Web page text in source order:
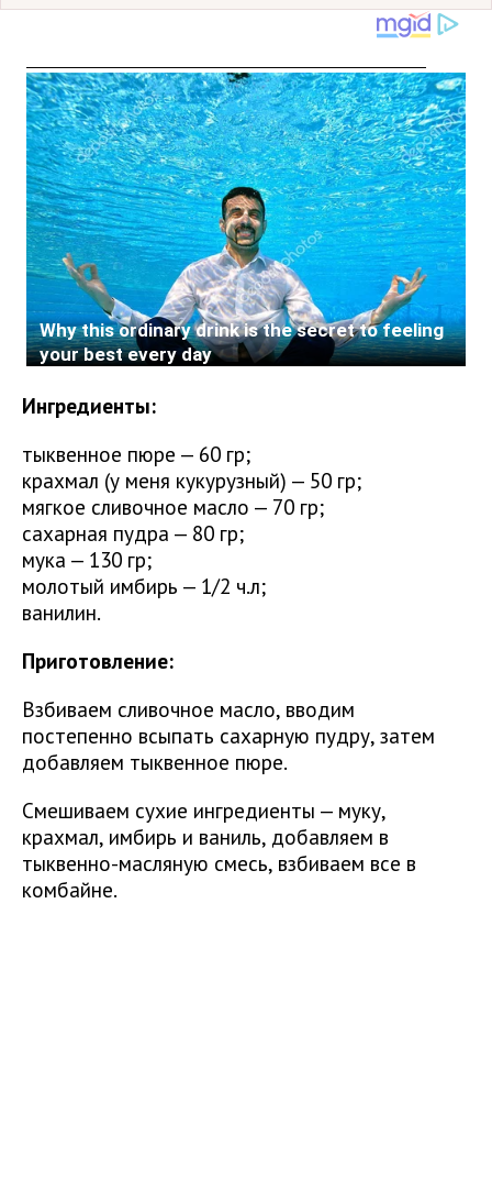
Ингредиенты:
тыквенное пюре — 60 гр;
крахмал (у меня кукурузный) — 50 гр;
мягкое сливочное масло — 70 гр;
сахарная пудра — 80 гр;
мука — 130 гр;
молотый имбирь — 1/2 ч.л;
ванилин.
Приготовление:
Взбиваем сливочное масло, вводим
постепенно всыпать сахарную пудру, затем
добавляем тыквенное пюре.
Смешиваем сухие ингредиенты — муку,
крахмал, имбирь и ваниль, добавляем в
тыквенно-масляную смесь, взбиваем все в
комбайне.